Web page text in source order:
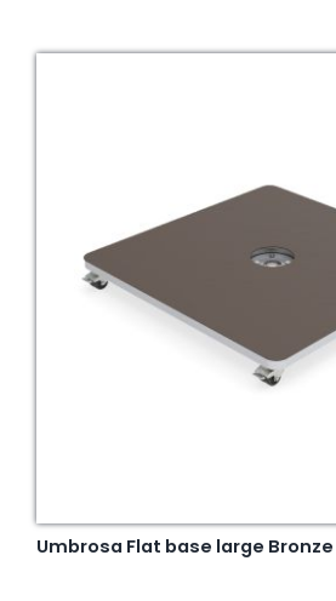
Umbrosa Flat base large